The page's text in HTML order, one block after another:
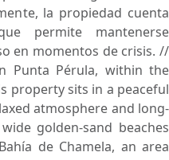
la propiedad cuenta
permite mantenerse
en momentos de crisis. //
Punta Pérula, within the
property sits in a peaceful
atmosphere and long-
golden-sand beaches
de Chamela, an area